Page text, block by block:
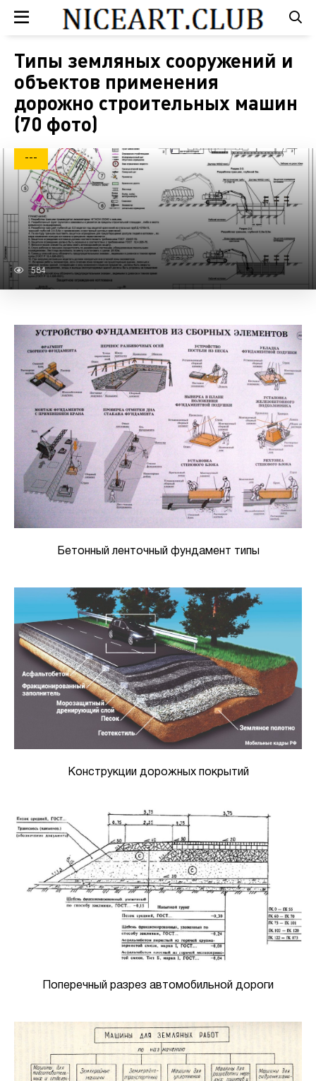
Типы земляных сооружений и
объектов применения
дорожно строительных машин
(70 фото)
---
584
Бетонный ленточный фундамент типы
Конструкции дорожных покрытий
Поперечный разрез автомобильной дороги